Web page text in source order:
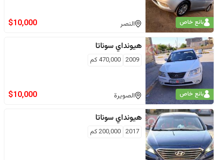
بائع خاص النصر $10,000
بائع خاص
هيونداي سوناتا
2009
470,000كم
الصويرة $10,000
هيونداي سوناتا
2017
200,000كم